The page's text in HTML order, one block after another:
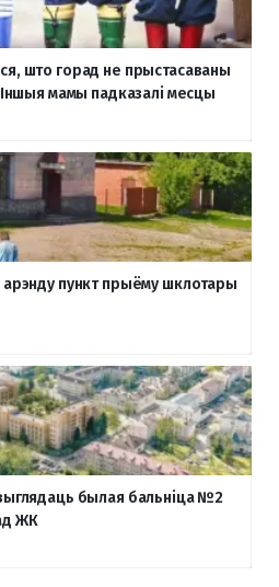
што горад не прыстасаваны
Іншыя мамы падказалі месцы
пункт прыёму шклотары
былая бальніца №2
ЖК